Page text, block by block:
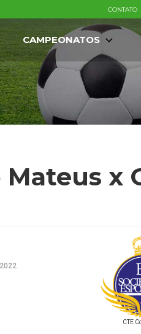
CONTATO
CAMPEONATOS
Mateus x
CTE